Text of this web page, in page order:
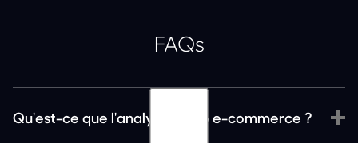
FAQs
Qu'est-ce que l'analyse vidéo e-commerce ?